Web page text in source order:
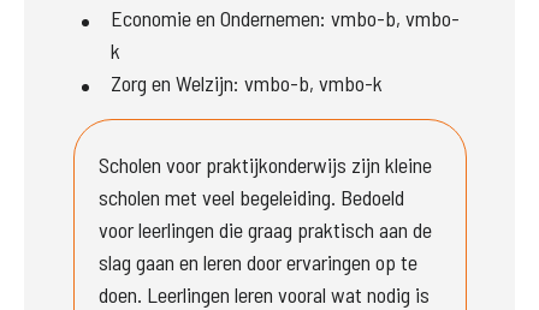
Economie en Ondernemen: vmbo-b, vmbo-
k
Zorg en Welzijn: vmbo-b, vmbo-k
Scholen voor praktijkonderwijs zijn kleine
scholen met veel begeleiding. Bedoeld
voor leerlingen die graag praktisch aan de
slag gaan en leren door ervaringen op te
doen. Leerlingen leren vooral wat nodig is